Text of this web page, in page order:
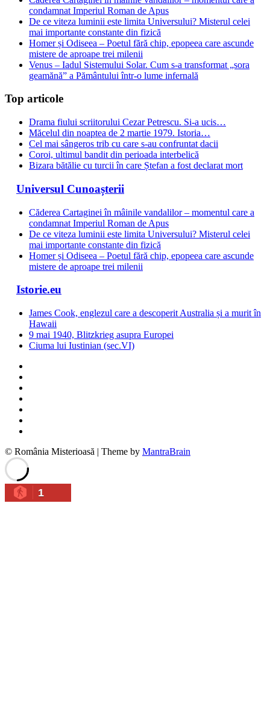
condamnat Imperiul Roman de Apus
De ce viteza luminii este limita Universului? Misterul celei
mai importante constante din fizică
Homer și Odiseea – Poetul fără chip, epopeea care ascunde
mistere de aproape trei milenii
Venus – Iadul Sistemului Solar. Cum s-a transformat „sora
geamănă” a Pământului într-o lume infernală
Top articole
Drama fiului scriitorului Cezar Petrescu. Si-a ucis…
Măcelul din noaptea de 2 martie 1979. Istoria…
Cel mai sângeros trib cu care s-au confruntat dacii
Coroi, ultimul bandit din perioada interbelică
Bizara bătălie cu turcii în care Ștefan a fost declarat mort
Universul Cunoașterii
Căderea Cartaginei în mâinile vandalilor – momentul care a
condamnat Imperiul Roman de Apus
De ce viteza luminii este limita Universului? Misterul celei
mai importante constante din fizică
Homer și Odiseea – Poetul fără chip, epopeea care ascunde
mistere de aproape trei milenii
Istorie.eu
James Cook, englezul care a descoperit Australia și a murit în
Hawaii
9 mai 1940, Blitzkrieg asupra Europei
Ciuma lui Iustinian (sec.VI)
© România Misterioasă | Theme by MantraBrain
1